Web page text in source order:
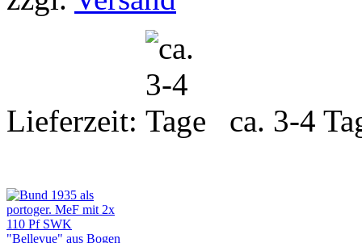
Lieferzeit: ca. 3-4